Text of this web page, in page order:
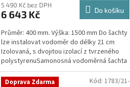
produktu
je
z
5
hvězdiček.
5 490 Kč bez DPH
6 643 Kč Do košíku
Průměr: 400 mm. Výška: 1500 mm Do šachty
lze instalovat vodoměr do délky 21 cm
Izolovaná, s dvojitou izolací z tvrzeného
polystyrenuSamonosná vodoměrná šachta
DN400 -...
Doprava Zdarma Kód: 1783/21-